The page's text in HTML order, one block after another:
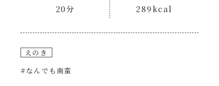
ごはんもの
シャンタン粉末
創味のつゆ
20分
289kcal
えのき
#なんでも南蛮